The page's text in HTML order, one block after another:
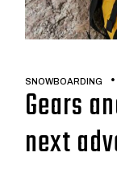
SNOWBOARDING
Gears
next